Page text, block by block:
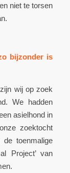
niet te torsen
bijzonder is
wij op zoek
We hadden
asielhond in
zoektocht
toenmalige
Project’ van